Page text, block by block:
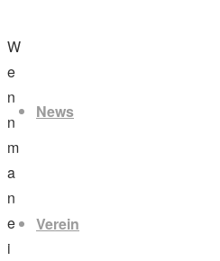
Zum
Inhalt
springenNews
Verein
W
e
n
n
m
a
n
e
i